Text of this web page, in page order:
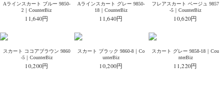
Aラインスカート ブルー 9850-
2｜CounterBiz
11,640円
Aラインスカート グレー 9850-
18｜CounterBiz
11,640円
フレアスカート ベージュ 9857
-5｜CounterBiz
10,620円
スカート ココアブラウン 9860
-5｜CounterBiz
10,200円
スカート ブラック 9860-8｜Co
unterBiz
10,200円
スカート グレー 9858-18｜Cou
nterBiz
11,220円